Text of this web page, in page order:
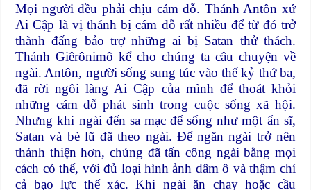
Mọi người đều phải chịu cám dỗ. Thánh Antôn xứ
Ai Cập là vị thánh bị cám dỗ rất nhiều để từ đó trở
thành đấng bảo trợ những ai bị Satan thử thách.
Thánh Giêrônimô kể cho chúng ta câu chuyện về
ngài. Antôn, người sống sung túc vào thế kỷ thứ ba,
đã rời ngôi làng Ai Cập của mình để thoát khỏi
những cám dỗ phát sinh trong cuộc sống xã hội.
Nhưng khi ngài đến sa mạc để sống như một ẩn sĩ,
Satan và bè lũ đã theo ngài. Để ngăn ngài trở nên
thánh thiện hơn, chúng đã tấn công ngài bằng mọi
cách có thể, với đủ loại hình ảnh dâm ô và thậm chí
cả bạo lực thể xác. Khi ngài ăn chay hoặc cầu